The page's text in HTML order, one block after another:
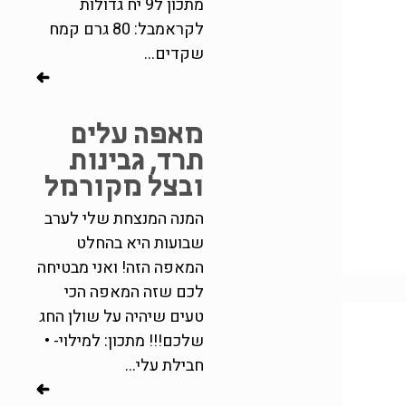
מתכון ל9 יח גדולות
לקראמבל: 80 גרם קמח
שקדים...
מאפה עלים
תרד, גבינות
ובצל מקורמל
המנה המנצחת שלי לערב
שבועות היא בהחלט
המאפה הזה! ואני מבטיחה
לכם שזה המאפה הכי
טעים שיהיה על שולן החג
שלכם!!! מתכון: למילוי- •
חבילת עלי...